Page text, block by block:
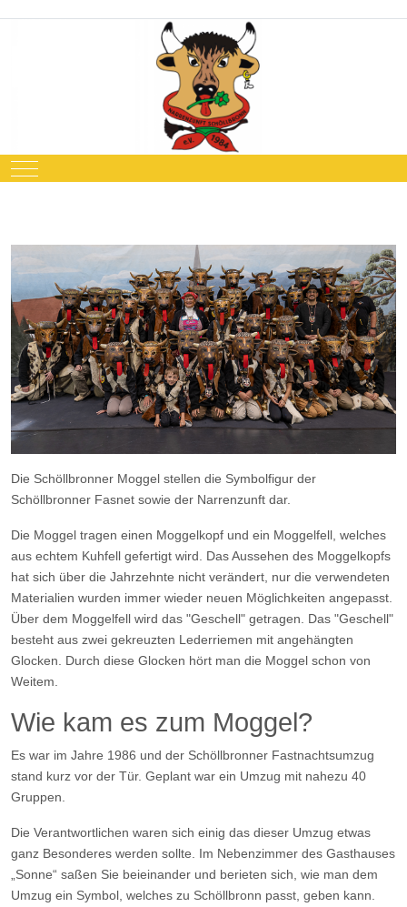
Mobile Menu Toggle
Die Schöllbronner Moggel stellen die Symbolfigur der
Schöllbronner Fasnet sowie der Narrenzunft dar.
Die Moggel tragen einen Moggelkopf und ein Moggelfell, welches
aus echtem Kuhfell gefertigt wird. Das Aussehen des Moggelkopfs
hat sich über die Jahrzehnte nicht verändert, nur die verwendeten
Materialien wurden immer wieder neuen Möglichkeiten angepasst.
Über dem Moggelfell wird das "Geschell" getragen. Das "Geschell"
besteht aus zwei gekreuzten Lederriemen mit angehängten
Glocken. Durch diese Glocken hört man die Moggel schon von
Weitem.
Wie kam es zum Moggel?
Es war im Jahre 1986 und der Schöllbronner Fastnachtsumzug
stand kurz vor der Tür. Geplant war ein Umzug mit nahezu 40
Gruppen.
Die Verantwortlichen waren sich einig das dieser Umzug etwas
ganz Besonderes werden sollte. Im Nebenzimmer des Gasthauses
„Sonne“ saßen Sie beieinander und berieten sich, wie man dem
Umzug ein Symbol, welches zu Schöllbronn passt, geben kann.